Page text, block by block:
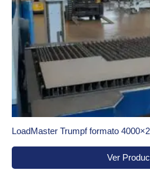
LoadMaster Trumpf formato
Ver